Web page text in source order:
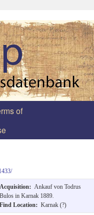
of
Acquisition: Ankauf von Todrus
Bulos in Karnak 1889.
Find Location: Karnak (?)